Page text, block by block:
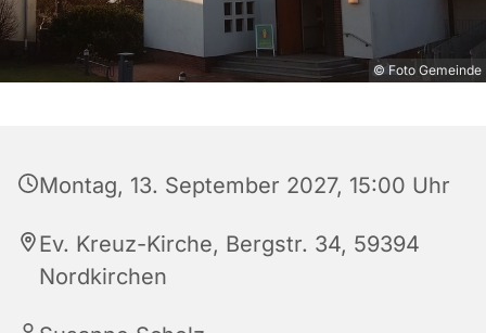
© Foto Gemeinde
Montag, 13. September 2027, 15:00 Uhr
Ev. Kreuz-Kirche, Bergstr. 34, 59394
Nordkirchen